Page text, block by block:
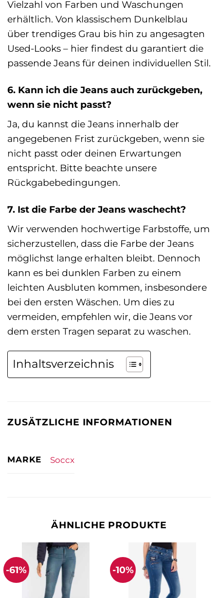
Vielzahl von Farben und Waschungen
erhältlich. Von klassischem Dunkelblau
über trendiges Grau bis hin zu angesagten
Used-Looks – hier findest du garantiert die
passende Jeans für deinen individuellen Stil.
6. Kann ich die Jeans auch zurückgeben,
wenn sie nicht passt?
Ja, du kannst die Jeans innerhalb der
angegebenen Frist zurückgeben, wenn sie
nicht passt oder deinen Erwartungen
entspricht. Bitte beachte unsere
Rückgabebedingungen.
7. Ist die Farbe der Jeans waschecht?
Wir verwenden hochwertige Farbstoffe, um
sicherzustellen, dass die Farbe der Jeans
möglichst lange erhalten bleibt. Dennoch
kann es bei dunklen Farben zu einem
leichten Ausbluten kommen, insbesondere
bei den ersten Wäschen. Um dies zu
vermeiden, empfehlen wir, die Jeans vor
dem ersten Tragen separat zu waschen.
Inhaltsverzeichnis
ZUSÄTZLICHE INFORMATIONEN
MARKE Soccx
ÄHNLICHE PRODUKTE
-61% -10%